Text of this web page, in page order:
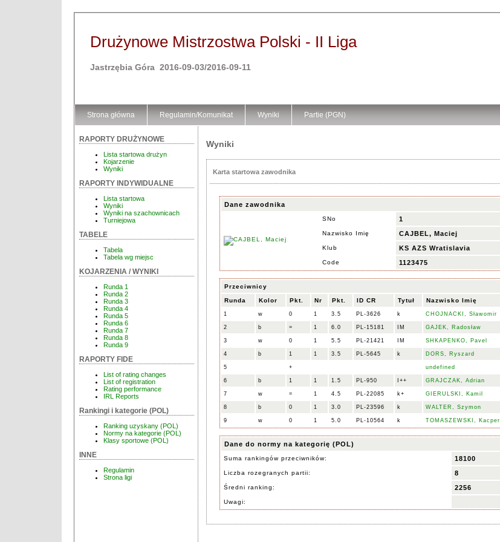
Drużynowe Mistrzostwa Polski - II Liga
Jastrzębia Góra 2016-09-03/2016-09-11
Strona główna Regulamin/Komunikat Wyniki Partie (PGN)
RAPORTY DRUŻYNOWE
Lista startowa drużyn
Kojarzenie
Wyniki
RAPORTY INDYWIDUALNE
Lista startowa
Wyniki
Wyniki na szachownicach
Turniejowa
TABELE
Tabela
Tabela wg miejsc
KOJARZENIA / WYNIKI
Runda 1
Runda 2
Runda 3
Runda 4
Runda 5
Runda 6
Runda 7
Runda 8
Runda 9
RAPORTY FIDE
List of rating changes
List of registration
Rating performance
IRL Reports
Rankingi i kategorie (POL)
Ranking uzyskany (POL)
Normy na kategorie (POL)
Klasy sportowe (POL)
INNE
Regulamin
Strona ligi
Wyniki
Karta startowa zawodnika
Dane zawodnika
SNo 1
Nazwisko Imię CAJBEL, Maciej
Klub KS AZS Wratislavia
Code 1123475
Przeciwnicy
Runda Kolor Pkt. Nr Pkt. ID CR Tytuł Nazwisko Imię
1 w 0 1 3.5 PL-3626 k CHOJNACKI, Sławomir
2 b = 1 6.0 PL-15181 IM GAJEK, Radosław
3 w 0 1 5.5 PL-21421 IM SHKAPENKO, Pavel
4 b 1 1 3.5 PL-5645 k DORS, Ryszard
5 + undefined
6 b 1 1 1.5 PL-950 I++ GRAJCZAK, Adrian
7 w = 1 4.5 PL-22085 k+ GIERULSKI, Kamil
8 b 0 1 3.0 PL-23596 k WALTER, Szymon
9 w 0 1 5.0 PL-10564 k TOMASZEWSKI, Kacper
Dane do normy na kategorię (POL)
Suma rankingów przeciwników: 18100
Liczba rozegranych partii: 8
Średni ranking: 2256
Uwagi: